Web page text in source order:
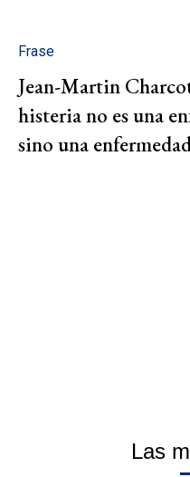
Frase
Jean-Martin
histeria no es una
sino una
Las